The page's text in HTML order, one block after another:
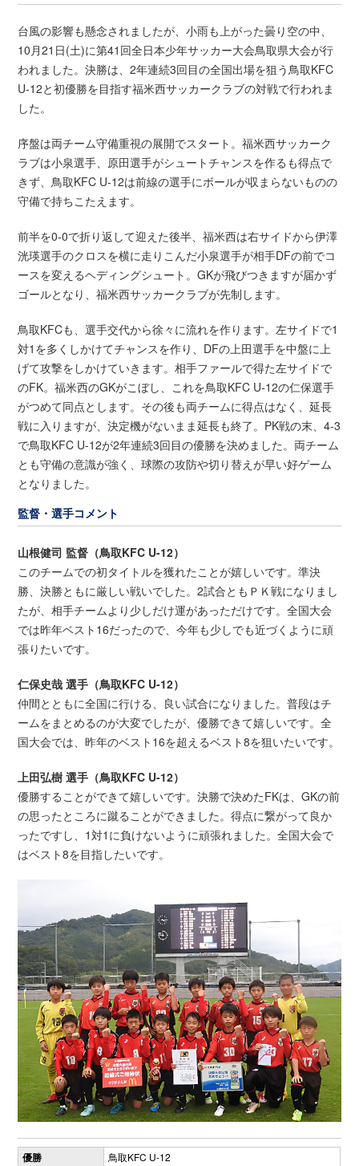
台風の影響も懸念されましたが、小雨も上がった曇り空の中、
10月21日(土)に第41回全日本少年サッカー大会鳥取県大会が行
われました。決勝は、2年連続3回目の全国出場を狙う鳥取KFC
U-12と初優勝を目指す福米西サッカークラブの対戦で行われま
した。
序盤は両チーム守備重視の展開でスタート。福米西サッカーク
ラブは小泉選手、原田選手がシュートチャンスを作るも得点で
きず、鳥取KFC U-12は前線の選手にボールが収まらないものの
守備で持ちこたえます。
前半を0-0で折り返して迎えた後半、福米西は右サイドから伊澤
洸瑛選手のクロスを横に走りこんだ小泉選手が相手DFの前でコ
ースを変えるヘディングシュート。GKが飛びつきますが届かず
ゴールとなり、福米西サッカークラブが先制します。
鳥取KFCも、選手交代から徐々に流れを作ります。左サイドで1
対1を多くしかけてチャンスを作り、DFの上田選手を中盤に上
げて攻撃をしかけていきます。相手ファールで得た左サイドで
のFK。福米西のGKがこぼし、これを鳥取KFC U-12の仁保選手
がつめて同点とします。その後も両チームに得点はなく、延長
戦に入りますが、決定機がないまま延長も終了。PK戦の末、4-3
で鳥取KFC U-12が2年連続3回目の優勝を決めました。両チーム
とも守備の意識が強く、球際の攻防や切り替えが早い好ゲーム
となりました。
監督・選手コメント
山根健司 監督（鳥取KFC U-12）
このチームでの初タイトルを獲れたことが嬉しいです。準決
勝、決勝ともに厳しい戦いでした。2試合ともＰＫ戦になりまし
たが、相手チームより少しだけ運があっただけです。全国大会
では昨年ベスト16だったので、今年も少しでも近づくように頑
張りたいです。
仁保史哉 選手（鳥取KFC U-12）
仲間とともに全国に行ける、良い試合になりました。普段はチ
ームをまとめるのが大変でしたが、優勝できて嬉しいです。全
国大会では、昨年のベスト16を超えるベスト8を狙いたいです。
上田弘樹 選手（鳥取KFC U-12）
優勝することができて嬉しいです。決勝で決めたFKは、GKの前
の思ったところに蹴ることができました。得点に繋がって良か
ったですし、1対1に負けないように頑張れました。全国大会で
はベスト8を目指したいです。
優勝 鳥取KFC U-12